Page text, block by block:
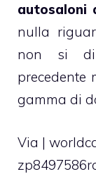
autosaloni
nulla
non si
precedente
gamma di
Via |